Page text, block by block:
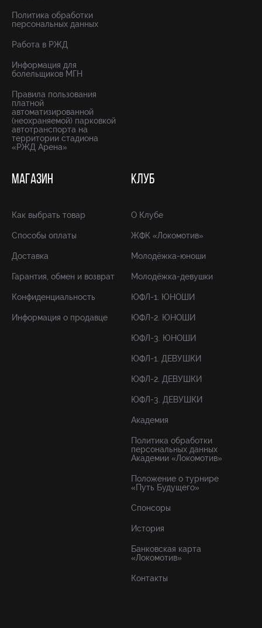
Политика обработки
персональных данных
Работа в РЖД
Информация для
болельщиков МГН
Правила пользования
платной
автоматизированной
(неохраняемой) парковкой
автотранспорта на
территории стадиона
«РЖД Арена»
МАГАЗИН
Как выбрать товар
Способы оплаты
Доставка
Гарантия, обмен и возврат
Конфиденциальность
Информация о продавце
КЛУБ
О Клубе
ЖФК «Локомотив»
Молодёжка-юноши
Молодёжка-девушки
ЮФЛ-1. ЮНОШИ
ЮФЛ-2. ЮНОШИ
ЮФЛ-3. ЮНОШИ
ЮФЛ-1. ДЕВУШКИ
ЮФЛ-2. ДЕВУШКИ
ЮФЛ-3. ДЕВУШКИ
Академия
Политика обработки
персональных данных
Академии «Локомотив»
Положение о турнире
«Путь Будущего»
Спонсоры
История
Банковская карта
«Локомотив»
Контакты